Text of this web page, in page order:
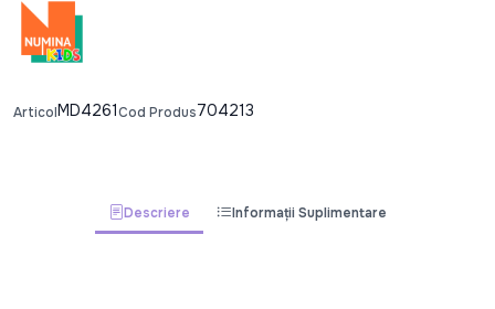
ArticolMD4261Cod Produs704213
Descriere Informații Suplimentare